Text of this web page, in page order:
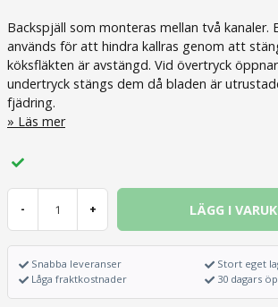
Backspjäll som monteras mellan två kanaler.
används för att hindra kallras genom att
köksfläkten är avstängd. Vid övertryck
undertryck stängs dem då bladen är
fjädring.
Läs mer
- + LÄGG I
Snabba leveranser
Låga fraktkostnader
Stort eget
30 dagars